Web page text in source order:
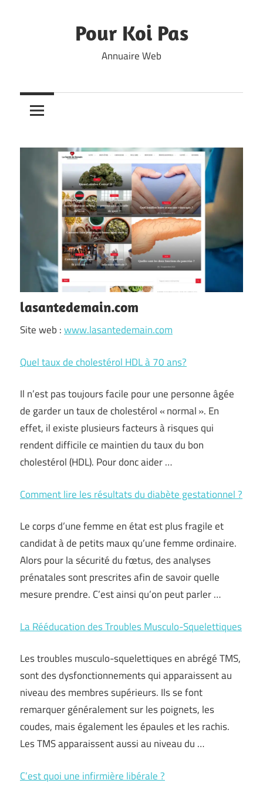
Pour Koi Pas
Annuaire Web
lasantedemain.com
Site web :www.lasantedemain.com
Quel taux de cholestérol HDL à 70 ans?
Il n’est pas toujours facile pour une personne âgée
de garder un taux de cholestérol « normal ». En
effet, il existe plusieurs facteurs à risques qui
rendent difficile ce maintien du taux du bon
cholestérol (HDL). Pour donc aider …
Comment lire les résultats du diabète gestationnel ?
Le corps d’une femme en état est plus fragile et
candidat à de petits maux qu’une femme ordinaire.
Alors pour la sécurité du fœtus, des analyses
prénatales sont prescrites afin de savoir quelle
mesure prendre. C’est ainsi qu’on peut parler …
La Rééducation des Troubles Musculo-Squelettiques
Les troubles musculo-squelettiques en abrégé TMS,
sont des dysfonctionnements qui apparaissent au
niveau des membres supérieurs. Ils se font
remarquer généralement sur les poignets, les
coudes, mais également les épaules et les rachis.
Les TMS apparaissent aussi au niveau du …
C’est quoi une infirmière libérale ?